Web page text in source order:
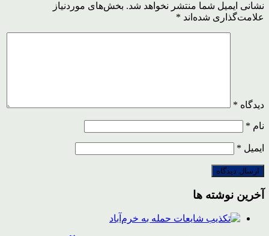
نشانی ایمیل شما منتشر نخواهد شد. بخش‌های موردنیاز
علامت‌گذاری شده‌اند *
دیدگاه *
نام *
ایمیل *
آخرین نوشته ها